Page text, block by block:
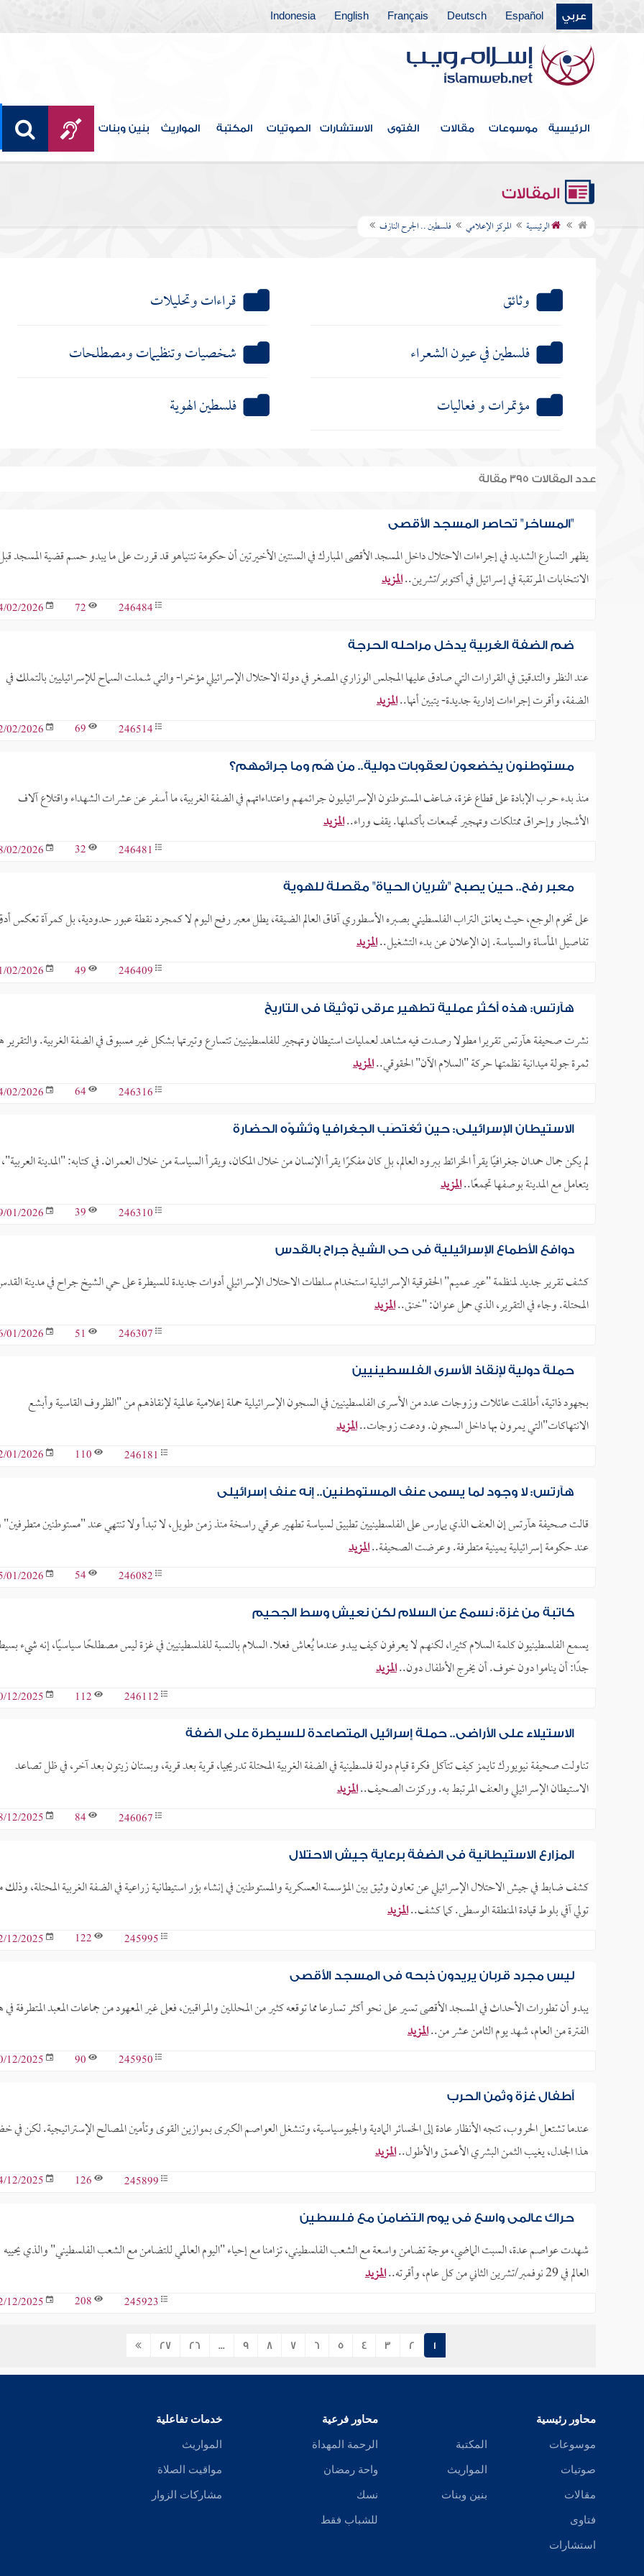
عربي Español
Deutsch
Français
English
Indonesia
الرئيسية موسوعات مقالات الفتوى الاستشارات الصوتيات المكتبة المواريث بنين وبنات
المقالات
الرئيسية المركز الإعلامي فلسطين .. الجرح النازف
وثائق
قراءات وتحليلات
فلسطين في عيون الشعراء
شخصيات وتنظيمات ومصطلحات
مؤتمرات و فعاليات
فلسطين الهوية
عدد المقالات 395 مقالة
"المساخر" تحاصر المسجد الأقصى
يظهر التسارع الشديد في إجراءات الاحتلال داخل المسجد الأقصى المبارك في السنتين الأخيرتين أن حكومة نتنياهو قد قررت على ما يبدو حسم قضية المسجد
الانتخابات المرتقبة في إسرائيل في أكتوبر/تشرين..المزيد
246484
72
02/2026
ضم الضفة الغربية يدخل مراحله الحرجة
عند النظر والتدقيق في القرارات التي صادق عليها المجلس الوزاري المصغر في دولة الاحتلال الإسرائيلي مؤخرا- والتي شملت السماح للإسرائيليين بالتملك في
الضفة، وأقرت إجراءات إدارية جديدة- يتبين أنها..المزيد
246514
69
02/2026
مستوطنون يخضعون لعقوبات دولية.. من هُم وما جرائمهم؟
منذ بدء حرب الإبادة على قطاع غزة، ضاعف المستوطنون الإسرائيليون جرائمهم واعتداءاتهم في الضفة الغربية، ما أسفر عن عشرات الشهداء واقتلاع آلاف
الأشجار وإحراق ممتلكات وتهجير تجمعات بأكملها. يقف وراء..المزيد
246481
32
02/2026
معبر رفح.. حين يصبح "شريان الحياة" مقصلة للهوية
على تخوم الوجع، حيث يعانق التراب الفلسطيني بصبره الأسطوري آفاق العالم الضيقة، يطل معبر رفح اليوم لا كمجرد نقطة عبور حدودية، بل كمرآة تعكس
تفاصيل المأساة والسياسة. إن الإعلان عن بدء التشغيل..المزيد
246409
49
02/2026
هآرتس: هذه أكثر عملية تطهير عرقي توثيقا في التاريخ
نشرت صحيفة هآرتس تقريرا مطولا رصدت فيه مشاهد لعمليات استيطان وتهجير للفلسطينيين تتسارع وتيرتها بشكل غير مسبوق في الضفة الغربية. والتقرير
ثمرة جولة ميدانية نظمتها حركة "السلام الآن" الحقوقي..المزيد
246316
64
02/2026
الاستيطان الإسرائيلي: حين تُغتصَب الجغرافيا وتُشوَّه الحضارة
لم يكن جمال حمدان جغرافيًا يقرأ الخرائط ببرود العالم، بل كان مفكرًا يقرأ الإنسان من خلال المكان، ويقرأ السياسة من خلال العمران. في كتابه: "المدينة
يتعامل مع المدينة بوصفها تجمعًا..المزيد
246310
39
01/2026
دوافع الأطماع الإسرائيلية في حي الشيخ جراح بالقدس
كشف تقرير جديد لمنظمة "عير عميم" الحقوقية الإسرائيلية استخدام سلطات الاحتلال الإسرائيلي أدوات جديدة للسيطرة على حي الشيخ جراح في مدينة
المحتلة. وجاء في التقرير، الذي حمل عنوان: "خنق..المزيد
246307
51
01/2026
حملة دولية لإنقاذ الأسرى الفلسطينيين
بجهود ذاتية، أطلقت عائلات وزوجات عدد من الأسرى الفلسطينيين في السجون الإسرائيلية حملة إعلامية عالمية لإنقاذهم من "الظروف القاسية وأبشع
الانتهاكات"التي يمرون بها داخل السجون. ودعت زوجات..المزيد
246181
110
01/2026
هآرتس: لا وجود لما يسمى عنف المستوطنين.. إنه عنف إسرائيلي
قالت صحيفة هآرتس إن العنف الذي يمارس على الفلسطينيين تطبيق لسياسة تطهير عرقي راسخة منذ زمن طويل، لا تبدأ ولا تنتهي عند "مستوطنين متطرفين"
عند حكومة إسرائيلية يمينية متطرفة. وعرضت الصحيفة..المزيد
246082
54
01/2026
كاتبة من غزة: نسمع عن السلام لكن نعيش وسط الجحيم
يسمع الفلسطينيون كلمة السلام كثيرا، لكنهم لا يعرفون كيف يبدو عندما يُعاش فعلا. السلام بالنسبة للفلسطينيين في غزة ليس مصطلحًا سياسيًا، إنه شيء
جدًا: أن يناموا دون خوف. أن يخرج الأطفال دون..المزيد
246112
112
12/2025
الاستيلاء على الأراضي.. حملة إسرائيل المتصاعدة للسيطرة على الضفة
تناولت صحيفة نيويورك تايمز كيف تتآكل فكرة قيام دولة فلسطينية في الضفة الغربية المحتلة تدريجيا، قرية بعد قرية، وبستان زيتون بعد آخر، في ظل تصاعد
الاستيطان الإسرائيلي والعنف المرتبط به. وركزت الصحيف..المزيد
246067
84
12/2025
المزارع الاستيطانية في الضفة برعاية جيش الاحتلال
كشف ضابط في جيش الاحتلال الإسرائيلي عن تعاون وثيق بين المؤسسة العسكرية والمستوطنين في إنشاء بؤر استيطانية زراعية في الضفة الغربية المحتلة، وذلك
تولي آفي بلوط قيادة المنطقة الوسطى. كما كشف..المزيد
245995
122
12/2025
ليس مجرد قربان يريدون ذبحه في المسجد الأقصى
يبدو أن تطورات الأحداث في المسجد الأقصى تسير على نحو أكثر تسارعا مما توقعه كثير من المحللين والمراقبين، فعلى غير المعهود من جماعات المعبد المتطرفة
الفترة من العام، شهد يوم الثامن عشر من..المزيد
245950
90
12/2025
أطفال غزة وثمن الحرب
عندما تشتعل الحروب، تتجه الأنظار عادة إلى الخسائر المادية والجيوسياسية، وتنشغل العواصم الكبرى بموازين القوى وتأمين المصالح الإستراتيجية. لكن في
هذا الجدل، يغيب الثمن البشري الأعمق والأطول..المزيد
245899
126
12/2025
حراك عالمي واسع في يوم التضامن مع فلسطين
شهدت عواصم عدة، السبت الماضي، موجة تضامن واسعة مع الشعب الفلسطيني، تزامنا مع إحياء "اليوم العالمي للتضامن مع الشعب الفلسطيني" والذي يحييه
العالم في 29 نوفمبر/تشرين الثاني من كل عام، وأقرته..
المزيد
245923
208
12/2025
1
2
3
4
5
6
7
8
9
...
26
27
محاور رئيسية
موسوعات
صوتيات
مقالات
فتاوى
استشارات
المكتبة
المواريث
بنين وبنات
محاور فرعية
الرحمة المهداة
واحة رمضان
نسك
للشباب فقط
خدمات تفاعلية
المواريث
مواقيت الصلاة
مشاركات الزوار